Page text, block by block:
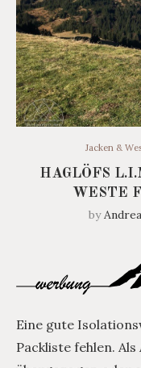
Jacken &
HAGLÖFS
WESTE
by
Eine gute
Packliste fehlen.